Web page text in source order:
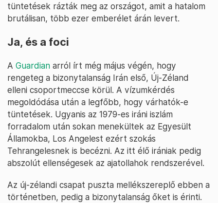
tüntetések rázták meg az országot, amit a hatalom
brutálisan, több ezer emberélet árán levert.
Ja, és a foci
A Guardian arról írt még május végén, hogy
rengeteg a bizonytalanság Irán első, Új-Zéland
elleni csoportmeccse körül. A vízumkérdés
megoldódása után a legfőbb, hogy várhatók-e
tüntetések. Ugyanis az 1979-es iráni iszlám
forradalom után sokan menekültek az Egyesült
Államokba, Los Angelest ezért szokás
Tehrangelesnek is becézni. Az itt élő irániak pedig
abszolút ellenségesek az ajatollahok rendszerével.
Az új-zélandi csapat puszta mellékszereplő ebben a
történetben, pedig a bizonytalanság őket is érinti.